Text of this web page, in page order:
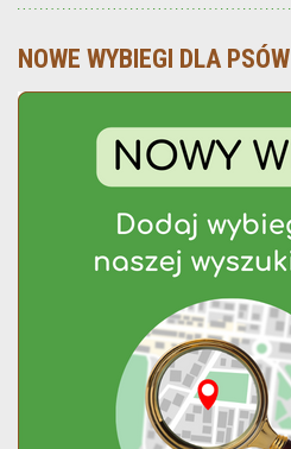
NOWE WYBIEGI DLA PSÓW